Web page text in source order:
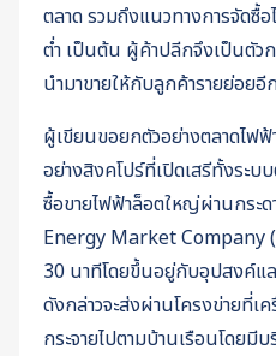
ตลาด รวมถึงแนวทางการจัดซื้
ต่ำ เป็นต้น ผู้ค้าปลีกจึงเป็นตัว
นำมาขายให้กับลูกค้ารายย่อย
ผู้เขียนขอยกตัวอย่างตลาดไฟ
อย่างสิงคโปร์ที่เปิดเสรีทั้งระบ
ซื้อขายไฟฟ้าล็อตใหญ่ผ่านกระ
Energy Market Company
30 นาทีโดยขึ้นอยู่กับอุปสงค์แ
ดังกล่าวจะส่งผ่านโครงข่ายที่เ
กระจายไปตามบ้านเรือนโดย